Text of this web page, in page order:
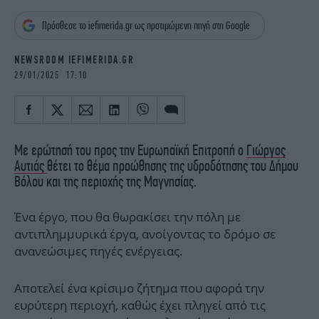
OSCARS
THE OCEAN
Πρόσθεσε το iefimerida.gr ως προτιμώμενη πηγή στη Google
NEWSROOM IEFIMERIDA.GR
29/01/2025 17:10
Με ερώτησή του προς την Ευρωπαϊκή Επιτροπή ο Γιώργος
Αυτιάς θέτει το θέμα προώθησης της υδροδότησης του Δήμου
Βόλου και της περιοχής της Μαγνησίας.
Ένα έργο, που θα θωρακίσει την πόλη με
αντιπλημμυρικά έργα, ανοίγοντας το δρόμο σε
ανανεώσιμες πηγές ενέργειας.
Αποτελεί ένα κρίσιμο ζήτημα που αφορά την
ευρύτερη περιοχή, καθώς έχει πληγεί από τις